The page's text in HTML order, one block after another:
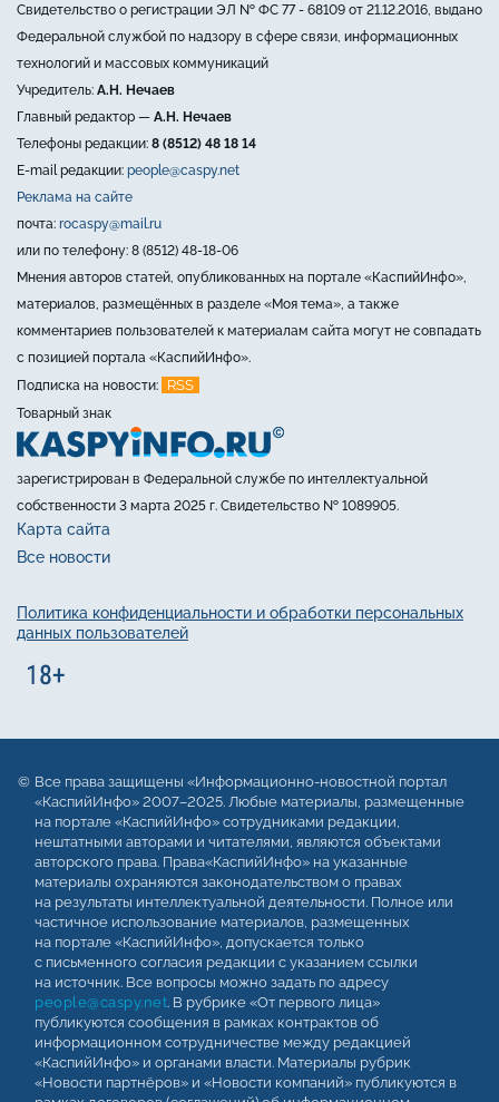
Свидетельство о регистрации ЭЛ № ФС 77 - 68109 от 21.12.2016, выдано
Федеральной службой по надзору в сфере связи, информационных
технологий и массовых коммуникаций
Учредитель: А.Н. Нечаев
Главный редактор — А.Н. Нечаев
Телефоны редакции: 8 (8512) 48 18 14
E-mail редакции: people@caspy.net
Реклама на сайте
почта: rocaspy@mail.ru
или по телефону: 8 (8512) 48-18-06
Мнения авторов статей, опубликованных на портале «КаспийИнфо»,
материалов, размещённых в разделе «Моя тема», а также
комментариев пользователей к материалам сайта могут не совпадать
с позицией портала «КаспийИнфо».
Подписка на новости:
RSS
Товарный знак
зарегистрирован в Федеральной службе по интеллектуальной
собственности 3 марта 2025 г. Свидетельство № 1089905.
Карта сайта
Все новости
Политика конфиденциальности и обработки персональных
данных пользователей
Все права защищены «Информационно-новостной портал
«КаспийИнфо» 2007–2025. Любые материалы, размещенные
на портале «КаспийИнфо» сотрудниками редакции,
нештатными авторами и читателями, являются объектами
авторского права. Права«КаспийИнфо» на указанные
материалы охраняются законодательством о правах
на результаты интеллектуальной деятельности. Полное или
частичное использование материалов, размещенных
на портале «КаспийИнфо», допускается только
с письменного согласия редакции с указанием ссылки
на источник. Все вопросы можно задать по адресу
people@caspy.net. В рубрике «От первого лица»
публикуются сообщения в рамках контрактов об
информационном сотрудничестве между редакцией
«КаспийИнфо» и органами власти. Материалы рубрик
«Новости партнёров» и «Новости компаний» публикуются в